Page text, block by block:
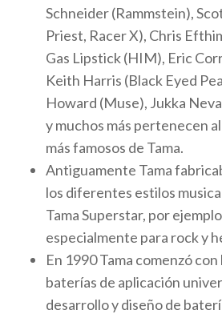
Schneider (Rammstein),
Priest, Racer X), Chris
Gas Lipstick (HIM), Eric
Keith Harris (Black Eyed
Howard (Muse), Jukka
y muchos más pertenecen
más famosos de Tama.
Antiguamente Tama
los diferentes estilos
Tama Superstar, por
especialmente para rock y
En 1990 Tama comenzó
baterías de aplicación
desarrollo y diseño de